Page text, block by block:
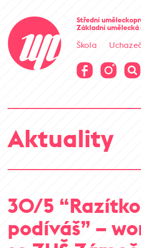
Střední
Základní umělecká
Škola
Virtuální
Virtuální prohlídka
Aktuality
30/5
podíváš” –